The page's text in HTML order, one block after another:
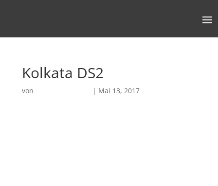
Kolkata DS2
von | Mai 13, 2017